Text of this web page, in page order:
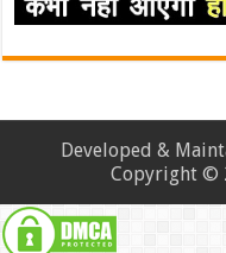
Developed &
Copyright ©